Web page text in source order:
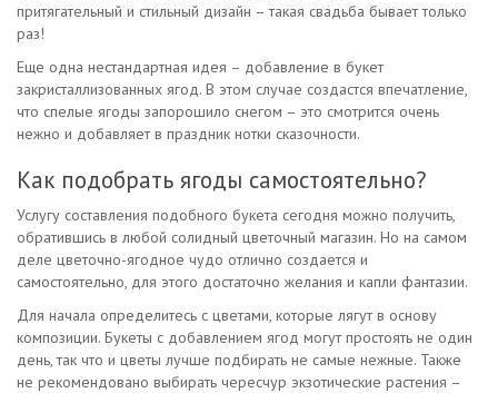
притягательный и стильный дизайн – такая свадьба бывает только
раз!
Еще одна нестандартная идея – добавление в букет
закристаллизованных ягод. В этом случае создастся впечатление,
что спелые ягоды запорошило снегом – это смотрится очень
нежно и добавляет в праздник нотки сказочности.
Как подобрать ягоды самостоятельно?
Услугу составления подобного букета сегодня можно получить,
обратившись в любой солидный цветочный магазин. Но на самом
деле цветочно-ягодное чудо отлично создается и
самостоятельно, для этого достаточно желания и капли фантазии.
Для начала определитесь с цветами, которые лягут в основу
композиции. Букеты с добавлением ягод могут простоять не один
день, так что и цветы лучше подбирать не самые нежные. Также
не рекомендовано выбирать чересчур экзотические растения –